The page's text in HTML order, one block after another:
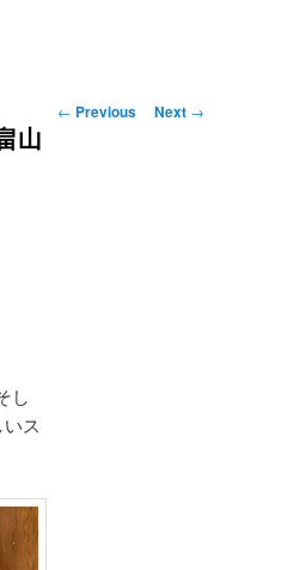
Post navigation
← Previous Next →
山
し
ス